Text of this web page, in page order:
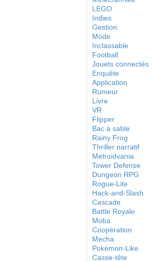
LEGO
Indies
Gestion
Mode
Inclassable
Football
Jouets connectés
Enquête
Application
Rumeur
Livre
VR
Flipper
Bac à sable
Rainy Frog
Thriller narratif
Metroidvania
Tower Defense
Dungeon RPG
Rogue-Lite
Hack-and-Slash
Cascade
Battle Royale
Moba
Coopération
Mecha
Pokémon-Like
Casse-tête